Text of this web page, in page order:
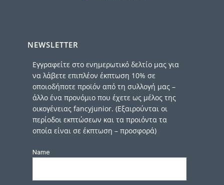
NEWSLETTER
Εγγραφείτε στο ενημερωτικό δελτίο μας για
να λάβετε επιπλέον έκπτωση 10% σε
οποιοδήποτε προϊόν από τη συλλογή μας –
άλλο ένα προνόμιο που έχετε ως μέλος της
οικογένειας fancyjunior. (Εξαιρούνται οι
περίοδοι εκπτώσεων και τα προιόντα τα
οποία είναι σε έκπτωση – προσφορά)
Name